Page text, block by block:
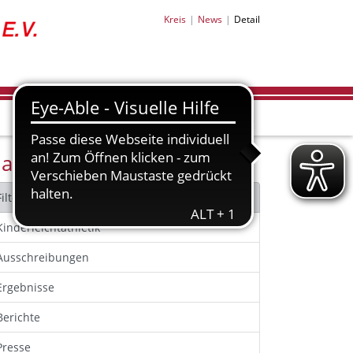
Kreis News Detail
Filter
zurücksetzen